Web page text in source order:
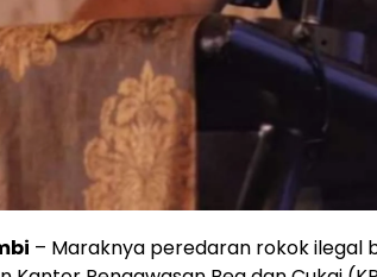
– Maraknya peredaran rokok ilegal